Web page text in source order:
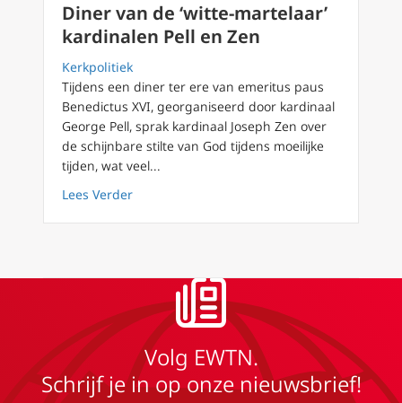
Diner van de ‘witte-martelaar’
kardinalen Pell en Zen
Kerkpolitiek
Tijdens een diner ter ere van emeritus paus
Benedictus XVI, georganiseerd door kardinaal
George Pell, sprak kardinaal Joseph Zen over
de schijnbare stilte van God tijdens moeilijke
tijden, wat veel...
Lees Verderabout Diner van de ‘witte-martelaar’
Volg EWTN.
Schrijf je in op onze nieuwsbrief!